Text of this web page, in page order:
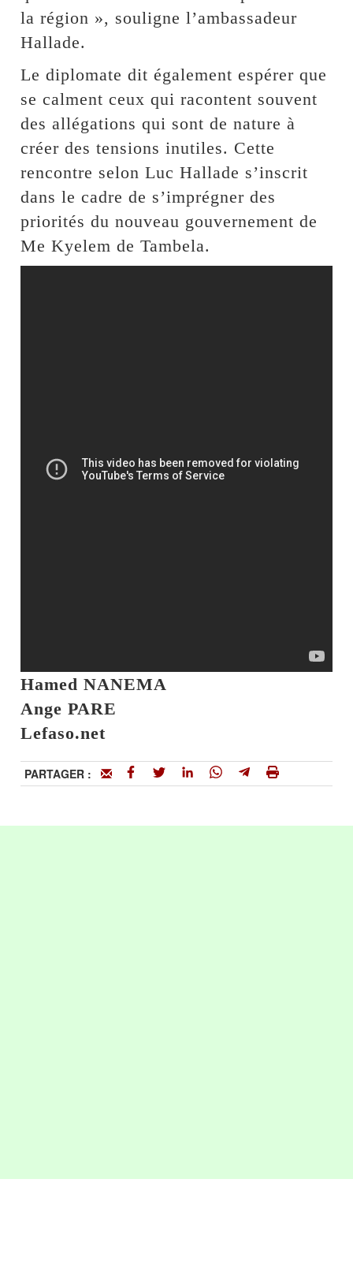
la région », souligne l’ambassadeur
Hallade.
Le diplomate dit également espérer que
se calment ceux qui racontent souvent
des allégations qui sont de nature à
créer des tensions inutiles. Cette
rencontre selon Luc Hallade s’inscrit
dans le cadre de s’imprégner des
priorités du nouveau gouvernement de
Me Kyelem de Tambela.
Hamed NANEMA
Ange PARE
Lefaso.net
PARTAGER :